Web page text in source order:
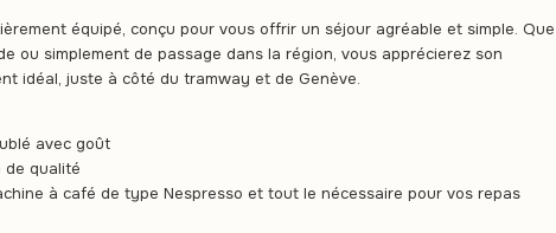
équipé, conçu pour vous offrir un séjour agréable et simple. Que
ou simplement de passage dans la région, vous apprécierez son
idéal, juste à côté du tramway et de Genève.
avec goût
qualité
à café de type Nespresso et tout le nécessaire pour vos repas